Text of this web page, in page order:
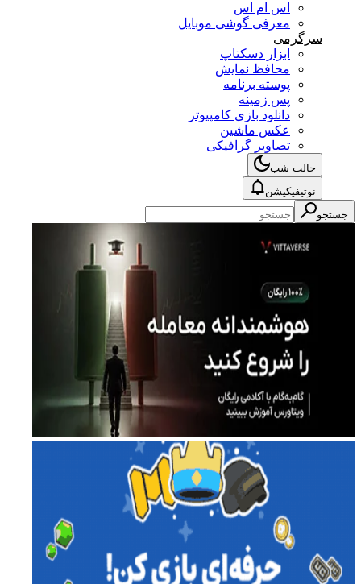
اس ام اس
معرفی گوشی موبایل
سرگرمی
ابزار دسکتاپ
محافظ نمایش
پوسته برنامه
پس زمینه
دانلود بازی کامپیوتر
عکس ماشین
تصاویر گرافیکی
حالت شب
نوتیفیکیشن
جستجو